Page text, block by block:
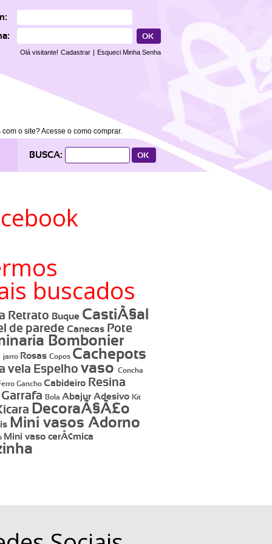
Olá visitante! Cadastrar | Esqueci Minha Senha
o site? Acesse o como comprar.
BUSCA:
buscados
Retrato Buque CastiÃ§al
de parede Canecas Pote
Bombonier
jarro Rosas Copos Cachepots
vela Espelho vaso Concha
Gancho Cabideiro Resina
Garrafa Bola Abajur Adesivo Kit
DecoraÃ§Ã£o
Mini vasos Adorno
Mini vaso cerÃ¢mica